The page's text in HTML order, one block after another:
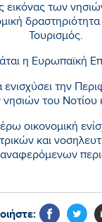
εικόνας των
Τουρισμός.
η Ευρωπαϊκή
την
του Νοτίου
οικονομική
και